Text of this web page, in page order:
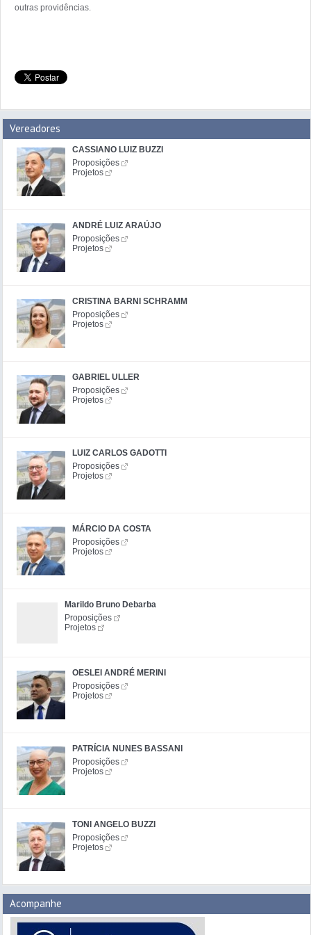
outras providências.
Vereadores
CASSIANO LUIZ BUZZI
Proposições
Projetos
ANDRÉ LUIZ ARAÚJO
Proposições
Projetos
CRISTINA BARNI SCHRAMM
Proposições
Projetos
GABRIEL ULLER
Proposições
Projetos
LUIZ CARLOS GADOTTI
Proposições
Projetos
MÁRCIO DA COSTA
Proposições
Projetos
Marildo Bruno Debarba
Proposições
Projetos
OESLEI ANDRÉ MERINI
Proposições
Projetos
PATRÍCIA NUNES BASSANI
Proposições
Projetos
TONI ANGELO BUZZI
Proposições
Projetos
Acompanhe